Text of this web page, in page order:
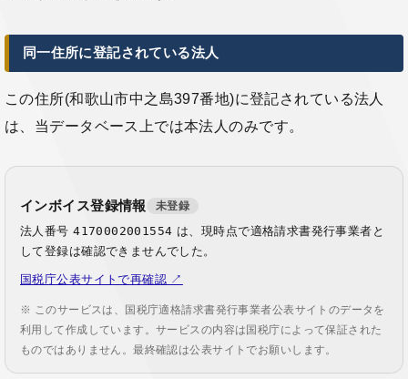
同一住所に登記されている法人
この住所(和歌山市中之島397番地)に登記されている法人
は、当データベース上では本法人のみです。
インボイス登録情報 未登録
法人番号4170002001554 は、現時点で適格請求書発行事業者と
して登録は確認できませんでした。
国税庁公表サイトで再確認 ↗
※ このサービスは、国税庁適格請求書発行事業者公表サイトのデータを
利用して作成しています。サービスの内容は国税庁によって保証された
ものではありません。最終確認は公表サイトでお願いします。